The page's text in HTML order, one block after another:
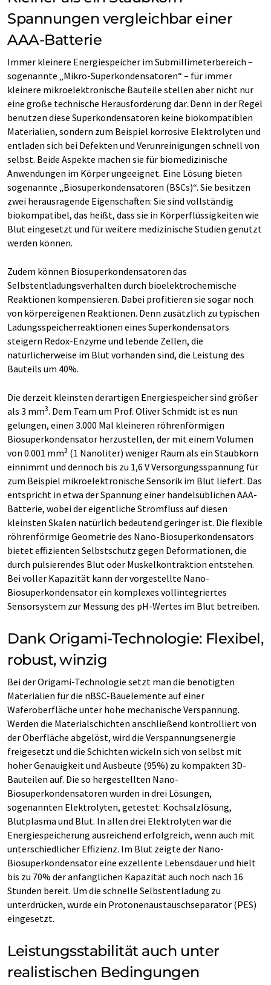
Spannungen vergleichbar einer
AAA-Batterie
Immer kleinere Energiespeicher im Submillimeterbereich –
sogenannte „Mikro-Superkondensatoren“ – für immer
kleinere mikroelektronische Bauteile stellen aber nicht nur
eine große technische Herausforderung dar. Denn in der Regel
benutzen diese Superkondensatoren keine biokompatiblen
Materialien, sondern zum Beispiel korrosive Elektrolyten und
entladen sich bei Defekten und Verunreinigungen schnell von
selbst. Beide Aspekte machen sie für biomedizinische
Anwendungen im Körper ungeeignet. Eine Lösung bieten
sogenannte „Biosuperkondensatoren (BSCs)“. Sie besitzen
zwei herausragende Eigenschaften: Sie sind vollständig
biokompatibel, das heißt, dass sie in Körperflüssigkeiten wie
Blut eingesetzt und für weitere medizinische Studien genutzt
werden können.
Zudem können Biosuperkondensatoren das
Selbstentladungsverhalten durch bioelektrochemische
Reaktionen kompensieren. Dabei profitieren sie sogar noch
von körpereigenen Reaktionen. Denn zusätzlich zu typischen
Ladungsspeicherreaktionen eines Superkondensators
steigern Redox-Enzyme und lebende Zellen, die
natürlicherweise im Blut vorhanden sind, die Leistung des
Bauteils um 40%.
Die derzeit kleinsten derartigen Energiespeicher sind größer
als 3 mm3. Dem Team um Prof. Oliver Schmidt ist es nun
gelungen, einen 3.000 Mal kleineren röhrenförmigen
Biosuperkondensator herzustellen, der mit einem Volumen
von 0.001 mm3 (1 Nanoliter) weniger Raum als ein Staubkorn
einnimmt und dennoch bis zu 1,6 V Versorgungsspannung für
zum Beispiel mikroelektronische Sensorik im Blut liefert. Das
entspricht in etwa der Spannung einer handelsüblichen AAA-
Batterie, wobei der eigentliche Stromfluss auf diesen
kleinsten Skalen natürlich bedeutend geringer ist. Die flexible
röhrenförmige Geometrie des Nano-Biosuperkondensators
bietet effizienten Selbstschutz gegen Deformationen, die
durch pulsierendes Blut oder Muskelkontraktion entstehen.
Bei voller Kapazität kann der vorgestellte Nano-
Biosuperkondensator ein komplexes vollintegriertes
Sensorsystem zur Messung des pH-Wertes im Blut betreiben.
Dank Origami-Technologie: Flexibel,
robust, winzig
Bei der Origami-Technologie setzt man die benötigten
Materialien für die nBSC-Bauelemente auf einer
Waferoberfläche unter hohe mechanische Verspannung.
Werden die Materialschichten anschließend kontrolliert von
der Oberfläche abgelöst, wird die Verspannungsenergie
freigesetzt und die Schichten wickeln sich von selbst mit
hoher Genauigkeit und Ausbeute (95%) zu kompakten 3D-
Bauteilen auf. Die so hergestellten Nano-
Biosuperkondensatoren wurden in drei Lösungen,
sogenannten Elektrolyten, getestet: Kochsalzlösung,
Blutplasma und Blut. In allen drei Elektrolyten war die
Energiespeicherung ausreichend erfolgreich, wenn auch mit
unterschiedlicher Effizienz. Im Blut zeigte der Nano-
Biosuperkondensator eine exzellente Lebensdauer und hielt
bis zu 70% der anfänglichen Kapazität auch noch nach 16
Stunden bereit. Um die schnelle Selbstentladung zu
unterdrücken, wurde ein Protonenaustauschseparator (PES)
eingesetzt.
Leistungsstabilität auch unter
realistischen Bedingungen